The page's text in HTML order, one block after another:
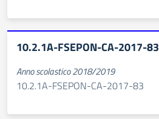
10.2.1A-FSEPON-CA-2017-83
Anno scolastico 2018/2019
10.2.1A-FSEPON-CA-2017-83